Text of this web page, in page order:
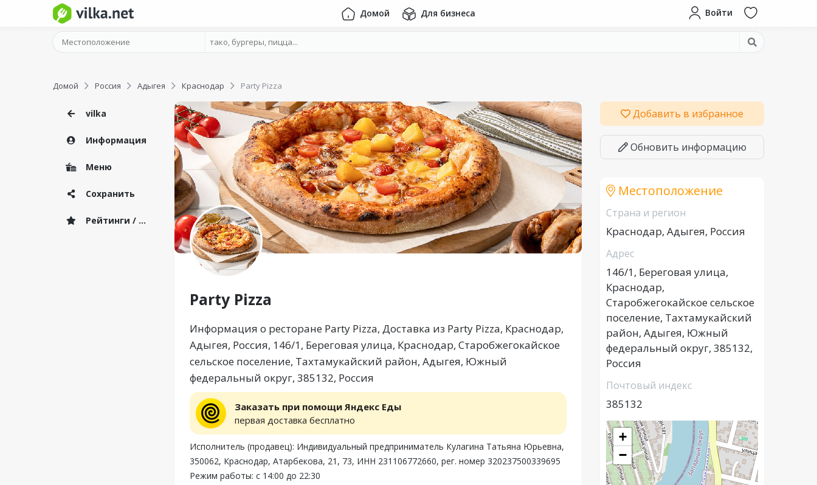
Домой Для бизнеса Войти
Домой Россия Адыгея Краснодар Party Pizza
vilka
Информация
Меню
Сохранить
Рейтинги / Отзывы
Party Pizza
Информация о ресторане Party Pizza, Доставка из Party Pizza, Краснодар,
Адыгея, Россия, 146/1, Береговая улица, Краснодар, Старобжегокайское
сельское поселение, Тахтамукайский район, Адыгея, Южный
федеральный округ, 385132, Россия
Заказать при помощи Яндекс Еды
первая доставка бесплатно
Исполнитель (продавец): Индивидуальный предприниматель Кулагина Татьяна Юрьевна,
350062, Краснодар, Атарбекова, 21, 73, ИНН 231106772660, рег. номер 320237500339695
Режим работы: с 14:00 до 22:30
Добавить в избранное
Обновить информацию
Местоположение
Страна и регион
Краснодар, Адыгея, Россия
Адрес
146/1, Береговая улица,
Краснодар,
Старобжегокайское сельское
поселение, Тахтамукайский
район, Адыгея, Южный
федеральный округ, 385132,
Россия
Почтовый индекс
385132
+
−